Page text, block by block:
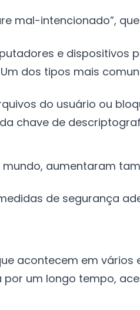
mal-intencionado”,
e dispositivos
dos tipos mais
do usuário ou
chave de
aumentaram
de segurança
acontecem em vários
um longo tempo,